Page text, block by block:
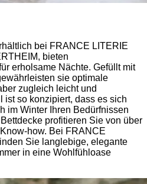
bei FRANCE LITERIE
bieten
erholsame Nächte. Gefüllt mit
sie optimale
zugleich leicht und
ist so konzipiert, dass es sich
im Winter Ihren Bedürfnissen
profitieren Sie von über
how. Bei FRANCE
Sie langlebige, elegante
in eine Wohlfühloase